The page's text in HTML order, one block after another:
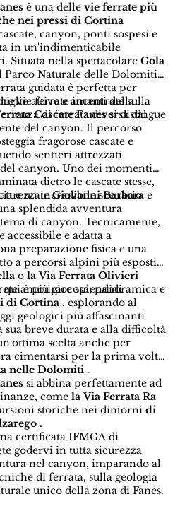
è una dellevie ferrate più
nei pressi di Cortina
canyon, ponti sospesi e
in un'indimenticabile
Situata nella spettacolareGola
Parco Naturale delle Dolomiti
guidata è perfetta per
attive e amanti della
di ferrata diversa dal
vie ferrate incentrate sulla
Cascate Fanessi distingue
del canyon. Il percorso
fragorose cascate e
sentieri attrezzati
canyon. Uno dei momenti
dietro le cascate stesse,
e un incredibile scenario
Giovanni Barbara e
splendida avventura
di canyon. Tecnicamente,
e adatta a
preparazione fisica e una
a percorsi alpini più esposti
ola Via Ferrata Olivieri
è più giocosa, panoramica e
ammirare splendidi
di Cortina , esplorando al
geologici più affascinanti
sua breve durata e alla difficoltà
scelta anche per
cimentarsi per la prima volta
nelle Dolomiti .
si abbina perfettamente ad
comela Via Ferrata Ra
storiche nei dintornidi
.
certificata IFMGA di
godervi in tutta sicurezza
nel canyon, imparando al
di ferrata, sulla geologia
unico della zona di Fanes.